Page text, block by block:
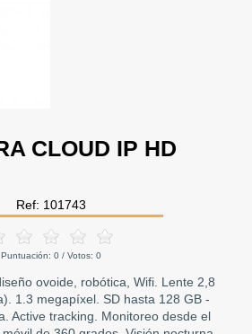
CLOUD IP HD
Ref: 101743
Puntuación: 0 / Votos: 0
ovoide, robótica, Wifi. Lente 2,8
1.3 megapíxel. SD hasta 128 GB -
Active tracking. Monitoreo desde el